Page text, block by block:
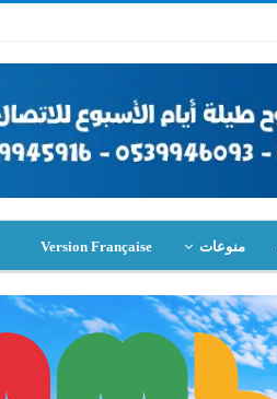
منوعات Version Française